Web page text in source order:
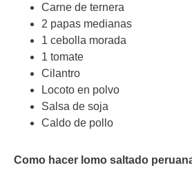
Carne de ternera
2 papas medianas
1 cebolla morada
1 tomate
Cilantro
Locoto en polvo
Salsa de soja
Caldo de pollo
Como hacer lomo saltado